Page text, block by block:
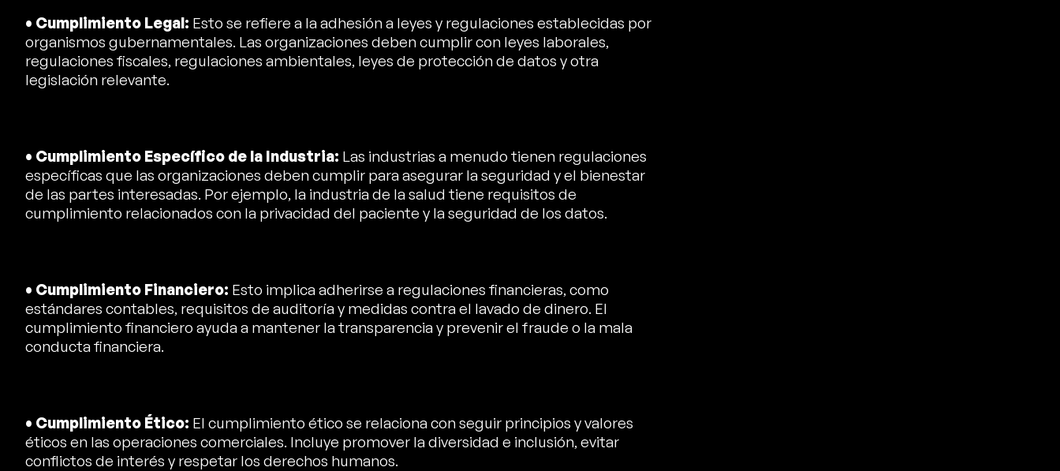
• Cumplimiento Legal: Esto se refiere a la adhesión a leyes y regulaciones establecidas por
organismos gubernamentales. Las organizaciones deben cumplir con leyes laborales,
regulaciones fiscales, regulaciones ambientales, leyes de protección de datos y otra
legislación relevante.
• Cumplimiento Específico de la Industria: Las industrias a menudo tienen regulaciones
específicas que las organizaciones deben cumplir para asegurar la seguridad y el bienestar
de las partes interesadas. Por ejemplo, la industria de la salud tiene requisitos de
cumplimiento relacionados con la privacidad del paciente y la seguridad de los datos.
• Cumplimiento Financiero: Esto implica adherirse a regulaciones financieras, como
estándares contables, requisitos de auditoría y medidas contra el lavado de dinero. El
cumplimiento financiero ayuda a mantener la transparencia y prevenir el fraude o la mala
conducta financiera.
• Cumplimiento Ético: El cumplimiento ético se relaciona con seguir principios y valores
éticos en las operaciones comerciales. Incluye promover la diversidad e inclusión, evitar
conflictos de interés y respetar los derechos humanos.